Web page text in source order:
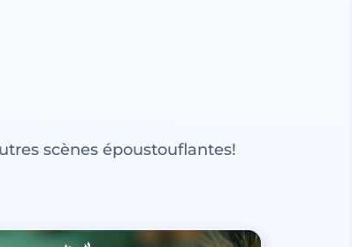
scènes époustouflantes!